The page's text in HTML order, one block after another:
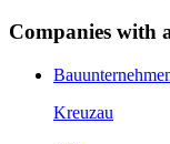
Companies with
Kreuzau